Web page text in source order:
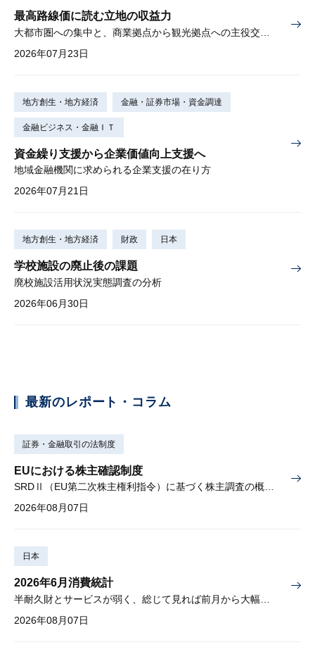
最高路線価に読む立地の収益力
2026年07月23日
地方創生・地方経済 金融・証券市場・資金調達
金融ビジネス・金融ＩＴ
資金繰り支援から企業価値向上支援へ
地域金融機関に求められる企業支援の在り方
2026年07月21日
地方創生・地方経済 財政 日本
学校施設の廃止後の課題
廃校施設活用状況実態調査の分析
2026年06月30日
最新のレポート・コラム
証券・金融取引の法制度
EUにおける株主確認制度
SRDⅡ（EU第二次株主権利指令）に基づく株主調査の概要と課題
2026年08月07日
日本
2026年6月消費統計
2026年08月07日